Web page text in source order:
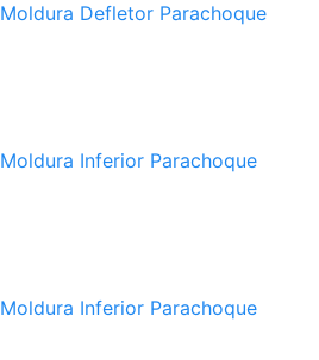
Moldura Defletor Parachoque
Moldura Inferior Parachoque
Moldura Inferior Parachoque